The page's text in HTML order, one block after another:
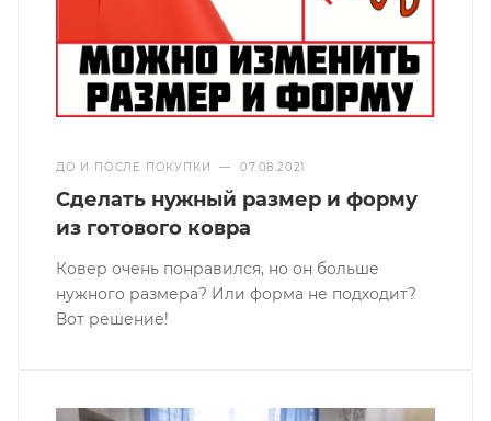
ДО И ПОСЛЕ ПОКУПКИ — 07.08.2021
Сделать нужный размер и форму
из готового ковра
Ковер очень понравился, но он больше
нужного размера? Или форма не подходит?
Вот решение!